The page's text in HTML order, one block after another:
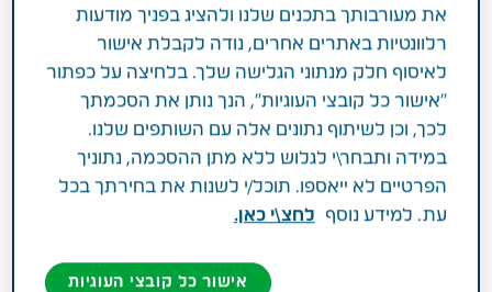
3mg Benzydamine Hydrochloride
תחום טיפול
השתעלות, צינון וכאב גרון
פעילות רפואית
התרופה מיועדת לטיפול מקומי בתסמינים
את מעורבותך בתכנים שלנו ולהציג בפניך מודעות
רלוונטיות באתרים אחרים, נודה לקבלת אישור
לאיסוף חלק מנתוני הגלישה שלך. בלחיצה על כפתור
"אישור כל קובצי העוגיות", הנך נותן את הסכמתך
לכך, וכן לשיתוף נתונים אלה עם השותפים שלנו.
במידה ותבחר\י לגלוש ללא מתן ההסכמה, נתוניך
הפרטיים לא ייאספו. תוכל/י לשנות את בחירתך בכל
עת. למידע נוסף
לחצ\י כאן.
אישור כל קובצי העוגיות